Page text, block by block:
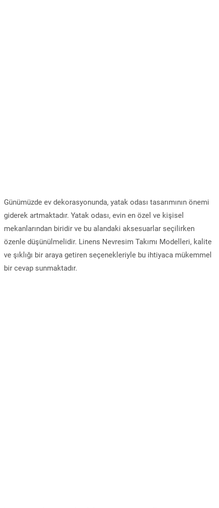
Günümüzde ev dekorasyonunda, yatak odası tasarımının önemi
giderek artmaktadır. Yatak odası, evin en özel ve kişisel
mekanlarından biridir ve bu alandaki aksesuarlar seçilirken
özenle düşünülmelidir. Linens Nevresim Takımı Modelleri, kalite
ve şıklığı bir araya getiren seçenekleriyle bu ihtiyaca mükemmel
bir cevap sunmaktadır.